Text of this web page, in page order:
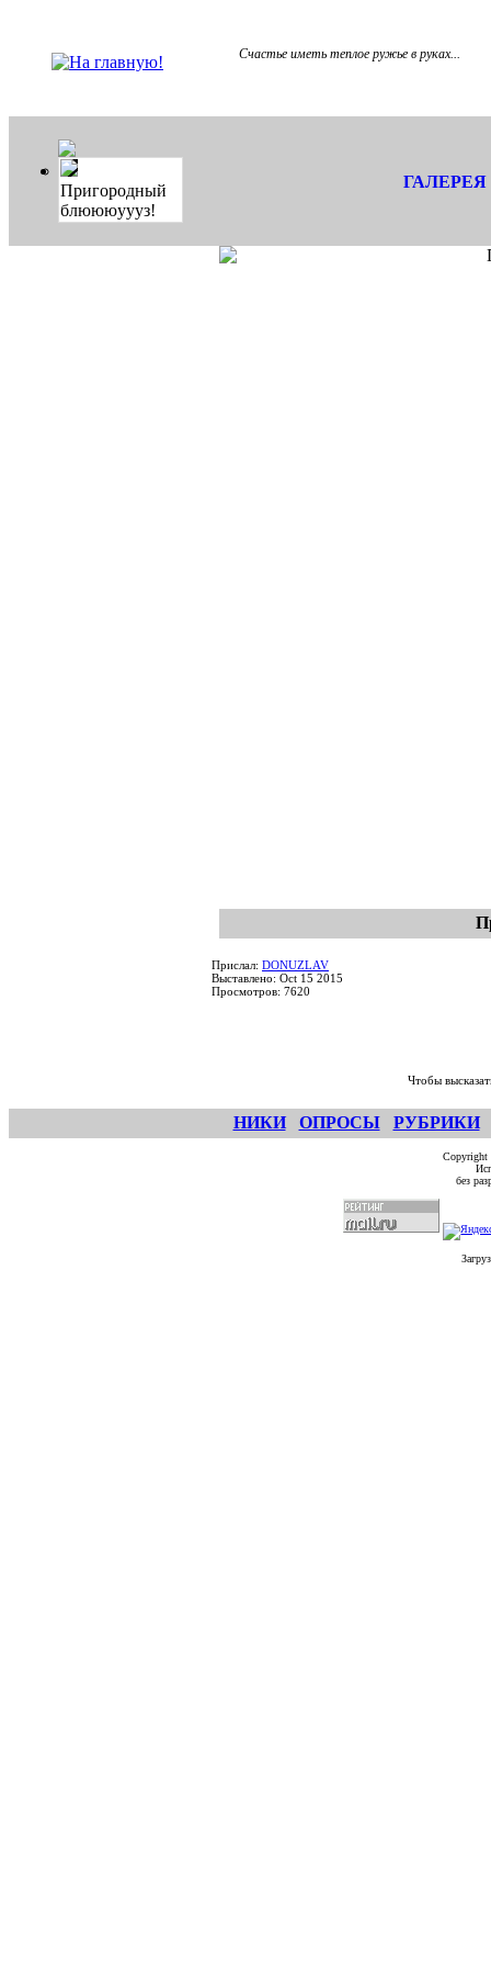
Счастье иметь теплое ружье в руках...
Пригородный
блюююуууз!
ГАЛЕРЕЯ
Прислал: DONUZLAV
Выставлено: Oct 15 2015
Просмотров: 7620
Чтобы
НИКИ ОПРОСЫ РУБРИКИ
без